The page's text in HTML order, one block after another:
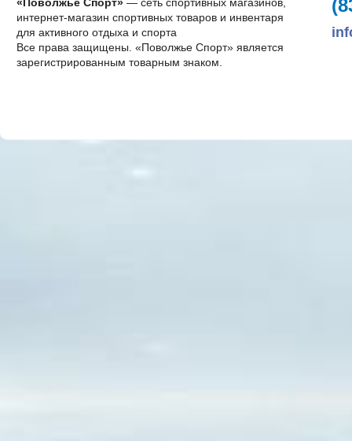
интернет-магазин спортивных товаров и инвентаря
для активного отдыха и спорта
Все права защищены. «Поволжье Спорт» является
зарегистрированным товарным знаком.